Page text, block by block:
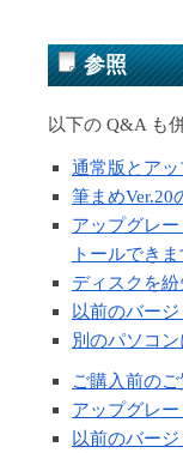
参照
以下の Q&A も
通常版とア
筆まめVer.20
アップグレ
トールでき
ディスクを
以前のバー
別のパソコ
ご購入前の
アップグレ
以前のバー